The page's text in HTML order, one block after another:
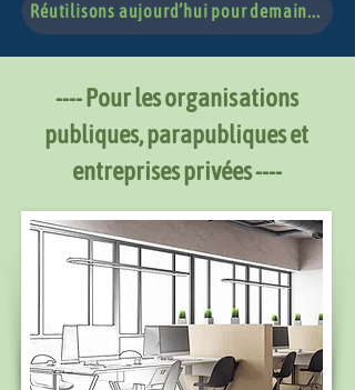
Réutilisons aujourd’hui pour demain...
---- Pour les organisations
publiques, parapubliques et
entreprises privées ----